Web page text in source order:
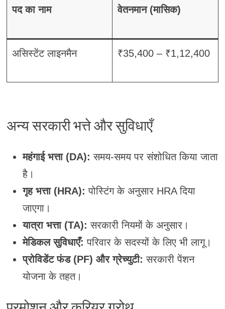
पद का नाम वेतनमान (मासिक)
असिस्टेंट लाइनमैन ₹35,400 – ₹1,12,400
अन्य सरकारी भत्ते और सुविधाएँ
महंगाई भत्ता (DA): समय-समय पर संशोधित किया जाता
है।
गृह भत्ता (HRA): पोस्टिंग के अनुसार HRA दिया
जाएगा।
यात्रा भत्ता (TA): सरकारी नियमों के अनुसार।
मेडिकल सुविधाएँ: परिवार के सदस्यों के लिए भी लागू।
प्रोविडेंट फंड (PF) और ग्रेच्युटी: सरकारी पेंशन
योजना के तहत।